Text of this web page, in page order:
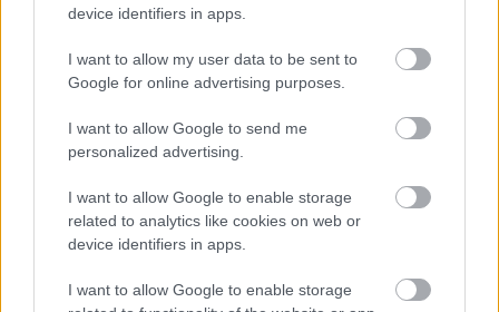
device identifiers in apps.
I want to allow my user data to be sent to
Google for online advertising purposes.
I want to allow Google to send me
personalized advertising.
I want to allow Google to enable storage
related to analytics like cookies on web or
device identifiers in apps.
I want to allow Google to enable storage
A városi kitüntetés mellé Hatházi idén júliusban
is kapott. Józsa Bálint elmondta, hogy a
kecskeméti közösségben nyílt titokként tartották
számon, hogy a plébános Bábel Balázs kalocsa-
kecskeméti érsek helyére pályázik. Ezt jól